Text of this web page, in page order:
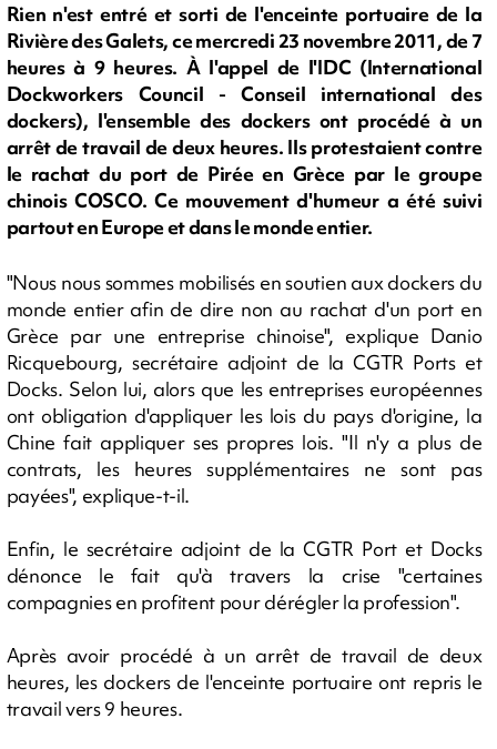
Rien n'est entré et sorti de l'enceinte portuaire de la
Rivière des Galets, ce mercredi 23 novembre 2011, de 7
heures à 9 heures. À l'appel de l'IDC (International
Dockworkers Council - Conseil international des
dockers), l'ensemble des dockers ont procédé à un
arrêt de travail de deux heures. Ils protestaient contre
le rachat du port de Pirée en Grèce par le groupe
chinois COSCO. Ce mouvement d'humeur a été suivi
partout en Europe et dans le monde entier.
"Nous nous sommes mobilisés en soutien aux dockers du
monde entier afin de dire non au rachat d'un port en
Grèce par une entreprise chinoise", explique Danio
Ricquebourg, secrétaire adjoint de la CGTR Ports et
Docks. Selon lui, alors que les entreprises européennes
ont obligation d'appliquer les lois du pays d'origine, la
Chine fait appliquer ses propres lois. "Il n'y a plus de
contrats, les heures supplémentaires ne sont pas
payées", explique-t-il.
Enfin, le secrétaire adjoint de la CGTR Port et Docks
dénonce le fait qu'à travers la crise "certaines
compagnies en profitent pour dérégler la profession".
Après avoir procédé à un arrêt de travail de deux
heures, les dockers de l'enceinte portuaire ont repris le
travail vers 9 heures.